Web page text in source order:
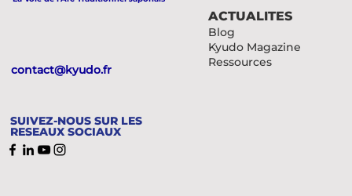
contact@kyudo.fr
SUIVEZ-NOUS SUR LES
RESEAUX SOCIAUX
ACTUALITES
Blog
Kyudo Magazine
Ressources